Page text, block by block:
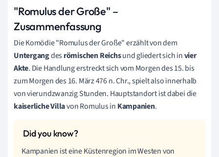
"Romulus der Große" –
Zusammenfassung
Die Komödie "Romulus der Große" erzählt von dem
Untergangdesrömischen Reichsund gliedert sich invier
Akte. Die Handlung erstreckt sich vom Morgen des 15. bis
zum Morgen des 16. März 476 n. Chr., spielt also innerhalb
von vierundzwanzig Stunden. Hauptstandort ist dabei die
kaiserliche Villavon Romulus in Kampanien.
Kampanien ist eine Küstenregion im Westen von